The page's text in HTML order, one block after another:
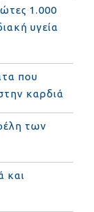
1.000
υγεία
που
καρδιά
των
και